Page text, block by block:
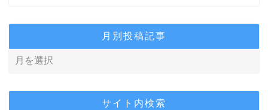
月別投稿記事
サイト内検索